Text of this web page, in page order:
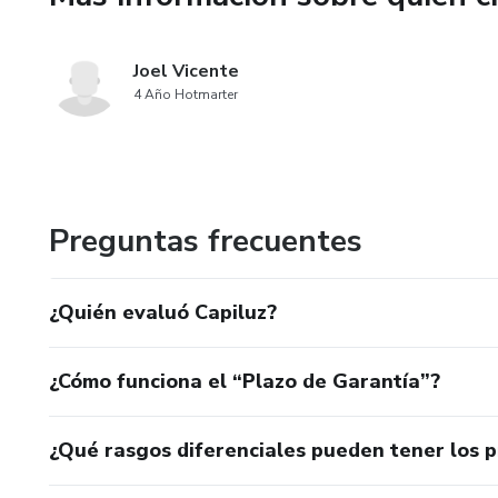
Joel Vicente
4 Año Hotmarter
Preguntas frecuentes
¿Quién evaluó Capiluz?
¿Cómo funciona el “Plazo de Garantía”?
¿Qué rasgos diferenciales pueden tener los